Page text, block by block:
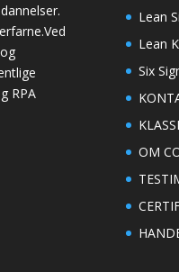
RPA
Lean
Lean
Six
OM